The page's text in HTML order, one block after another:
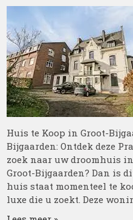
Huis te Koop in Groot-
Bijgaarden: Ontdek deze
zoek naar uw droomhuis
Groot-Bijgaarden? Dan is
huis staat momenteel te
luxe die u zoekt. Deze